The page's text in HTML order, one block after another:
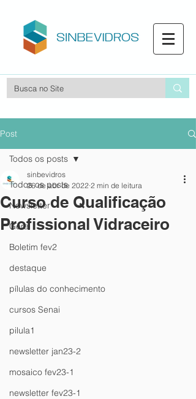
Post
Todos os posts
Newsletter
Geral
Boletim fev2
destaque
pílulas do conhecimento
cursos Senai
pilula1
newsletter jan23-2
mosaico fev23-1
newsletter fev23-1
Todos os posts
Curso de Qualificação
Profissional Vidraceiro
sinbevidros
26 de abr. de 2022 2 min de leitura